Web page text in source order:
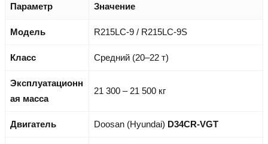
Параметр Значение
Модель R215LC-9 / R215LC-9S
Класс Средний (20–22 т)
Эксплуатационн
ая масса
21 300 – 21 500 кг
Двигатель Doosan (Hyundai) D34CR-VGT